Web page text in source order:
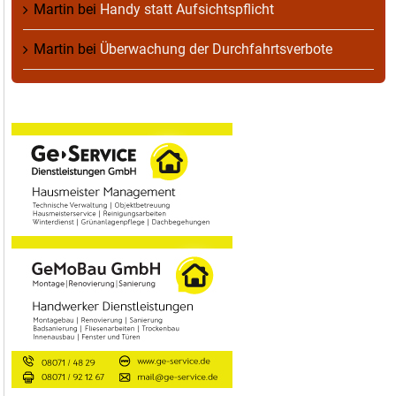
Martin bei Handy statt Aufsichtspflicht
Martin bei Überwachung der Durchfahrtsverbote